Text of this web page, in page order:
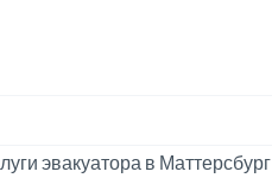
эвакуатора в Маттерсбург